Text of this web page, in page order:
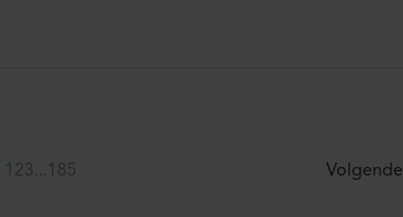
1 2 3 185 Volgende